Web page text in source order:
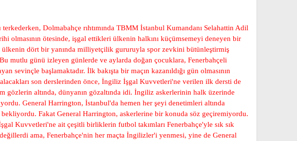
Dolmabahçe rıhtımında TBMM İstanbul Kumandanı Selahattin Adil
olmasının ötesinde, işgal ettikleri ülkenin halkını küçümsemeyi deneyen bir
dört bir yanında milliyetçilik gururuyla spor zevkini bütünleştirmiş
mutlu günü izleyen günlerde ve aylarda doğan çocuklara, Fenerbahçeli
sevinçle başlamaktadır. İlk bakışta bir maçın kazanıldığı gün olmasının
son derslerinden önce, İngiliz İşgal Kuvvetleri'ne verilen ilk dersti de
altında, dünyanın gözaltında idi. İngiliz askerlerinin halk üzerinde
General Harrington, İstanbul'da hemen her şeyi denetimleri altında
Fakat General Harrington, askerlerine bir konuda söz geçiremiyordu.
Kuvvetleri'ne ait çeşitli birliklerin futbol takımları Fenerbahçe'yle sık sık
ama, Fenerbahçe'nin her maçta İngilizler'i yenmesi, yine de General